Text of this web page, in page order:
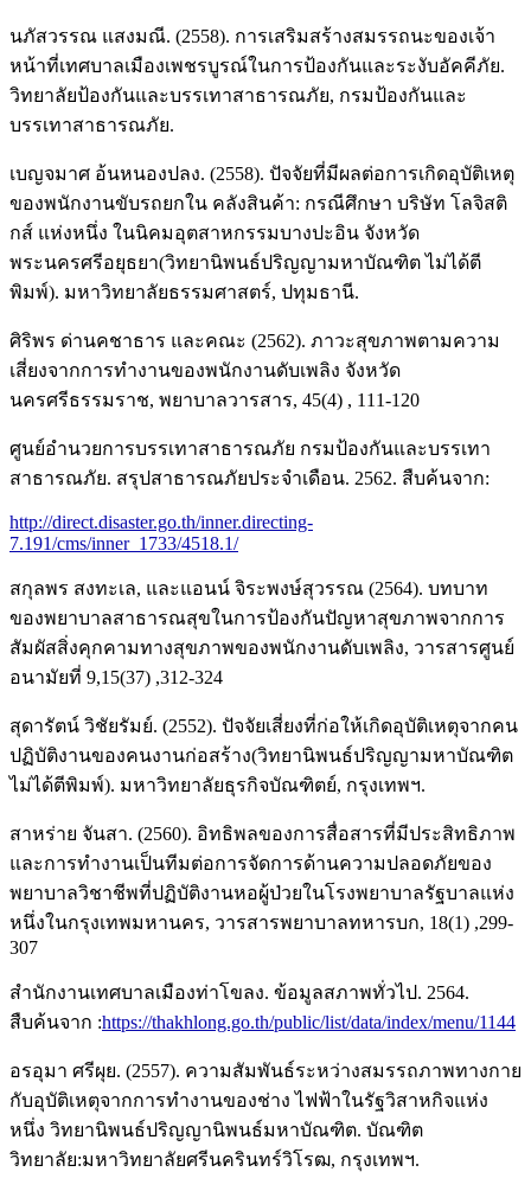
นภัสวรรณ แสงมณี. (2558). การเสริมสร้างสมรรถนะของเจ้า
หน้าที่เทศบาลเมืองเพชรบูรณ์ในการป้องกันและระงับอัคคีภัย.
วิทยาลัยป้องกันและบรรเทาสาธารณภัย, กรมป้องกันและ
บรรเทาสาธารณภัย.
เบญจมาศ อ้นหนองปลง. (2558). ปัจจัยที่มีผลต่อการเกิดอุบัติเหตุ
ของพนักงานขับรถยกใน คลังสินค้า: กรณีศึกษา บริษัท โลจิสติ
กส์ แห่งหนึ่ง ในนิคมอุตสาหกรรมบางปะอิน จังหวัด
พระนครศรีอยุธยา(วิทยานิพนธ์ปริญญามหาบัณฑิต ไม่ได้ตี
พิมพ์). มหาวิทยาลัยธรรมศาสตร์, ปทุมธานี.
ศิริพร ด่านคชาธาร และคณะ (2562). ภาวะสุขภาพตามความ
เสี่ยงจากการทำงานของพนักงานดับเพลิง จังหวัด
นครศรีธรรมราช, พยาบาลวารสาร, 45(4) , 111-120
ศูนย์อำนวยการบรรเทาสาธารณภัย กรมป้องกันและบรรเทา
สาธารณภัย. สรุปสาธารณภัยประจำเดือน. 2562. สืบค้นจาก:
http://direct.disaster.go.th/inner.directing-
7.191/cms/inner_1733/4518.1/
สกุลพร สงทะเล, และแอนน์ จิระพงษ์สุวรรณ (2564). บทบาท
ของพยาบาลสาธารณสุขในการป้องกันปัญหาสุขภาพจากการ
สัมผัสสิ่งคุกคามทางสุขภาพของพนักงานดับเพลิง, วารสารศูนย์
อนามัยที่ 9,15(37) ,312-324
สุดารัตน์ วิชัยรัมย์. (2552). ปัจจัยเสี่ยงที่ก่อให้เกิดอุบัติเหตุจากคน
ปฏิบัติงานของคนงานก่อสร้าง(วิทยานิพนธ์ปริญญามหาบัณฑิต
ไม่ได้ตีพิมพ์). มหาวิทยาลัยธุรกิจบัณฑิตย์, กรุงเทพฯ.
สาหร่าย จันสา. (2560). อิทธิพลของการสื่อสารที่มีประสิทธิภาพ
และการทำงานเป็นทีมต่อการจัดการด้านความปลอดภัยของ
พยาบาลวิชาชีพที่ปฏิบัติงานหอผู้ป่วยในโรงพยาบาลรัฐบาลแห่ง
หนึ่งในกรุงเทพมหานคร, วารสารพยาบาลทหารบก, 18(1) ,299-
307
สำนักงานเทศบาลเมืองท่าโขลง. ข้อมูลสภาพทั่วไป. 2564.
สืบค้นจาก :https://thakhlong.go.th/public/list/data/index/menu/1144
อรอุมา ศรีผุย. (2557). ความสัมพันธ์ระหว่างสมรรถภาพทางกาย
กับอุบัติเหตุจากการทำงานของช่าง ไฟฟ้าในรัฐวิสาหกิจแห่ง
หนึ่ง วิทยานิพนธ์ปริญญานิพนธ์มหาบัณฑิต. บัณฑิต
วิทยาลัย:มหาวิทยาลัยศรีนครินทร์วิโรฒ, กรุงเทพฯ.